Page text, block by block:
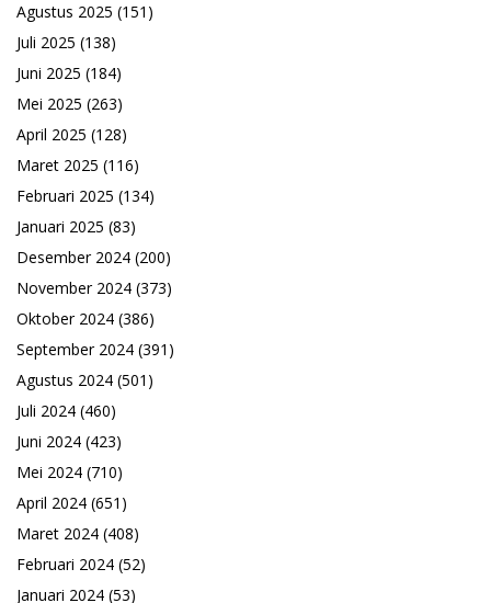
Agustus 2025 (151)
Juli 2025 (138)
Juni 2025 (184)
Mei 2025 (263)
April 2025 (128)
Maret 2025 (116)
Februari 2025 (134)
Januari 2025 (83)
Desember 2024 (200)
November 2024 (373)
Oktober 2024 (386)
September 2024 (391)
Agustus 2024 (501)
Juli 2024 (460)
Juni 2024 (423)
Mei 2024 (710)
April 2024 (651)
Maret 2024 (408)
Februari 2024 (52)
Januari 2024 (53)